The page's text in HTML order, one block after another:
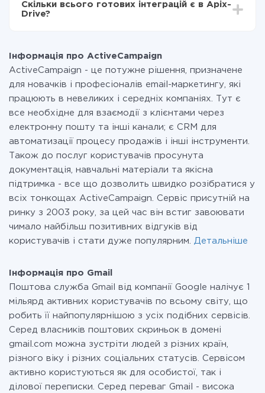
Ви оплачуєте лише кількість даних, які за фактом
передаються з однієї вашої системи в іншу через
при необхідності. Детальніше про
Скільки всього готових інтеграцій є в Apix-
Drive?
Інформація про ActiveCampaign
ActiveCampaign - це потужне рішення, призначене
для новачків і професіоналів email-маркетингу, які
працюють в невеликих і середніх компаніях. Тут є
все необхідне для взаємодії з клієнтами через
електронну пошту та інші канали; є CRM для
автоматизації процесу продажів і інші інструменти.
Також до послуг користувачів просунута
документація, навчальні матеріали та якісна
підтримка - все що дозволить швидко розібратися у
всіх тонкощах ActiveCampaign. Сервіс присутній на
ринку з 2003 року, за цей час він встиг завоювати
чимало найбільш позитивних відгуків від
користувачів і стати дуже популярним. Детальніше
Інформація про Gmail
Поштова служба Gmail від компанії Google налічує 1
мільярд активних користувачів по всьому світу, що
робить її найпопулярнішою з усіх подібних сервісів.
Серед власників поштових скриньок в домені
gmail.com можна зустріти людей з різних країн,
різного віку і різних соціальних статусів. Сервісом
активно користуються як для особистої, так і
ділової переписки. Серед переваг Gmail - висока